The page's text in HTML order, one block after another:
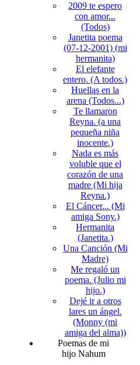
2009 te espero
con amor...
(Todos)
Janetita poema
(07-12-2001) (mi
hermanita)
El elefante
entero. (A todos.)
Huellas en la
arena (Todos...)
Te llamaron
Reyna. (a una
pequeña niña
inocente.)
Nada es más
voluble que el
corazón de una
madre (Mi hija
Reyna.)
El Cáncer... (Mi
amiga Sony.)
Hermanita
(Janetita.)
Una Canción (Mi
Madre)
Me regaló un
poema. (Julio mi
hijo.)
Dejé ir a otros
lares un ángel.
(Monny (mi
amiga del alma))
Poemas de mi
hijo Nahum